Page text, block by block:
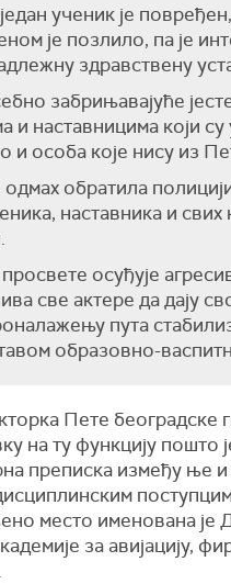
ученик је
је позлило, па је
здравствену
забрињавајуће
и наставницима који
и особа које нису из
обратила
наставника и свих
осуђује
све актере да дају
пута
образовно-
Пете београдске
на ту функцију
преписка између ње и
место именована је
за авијацију,